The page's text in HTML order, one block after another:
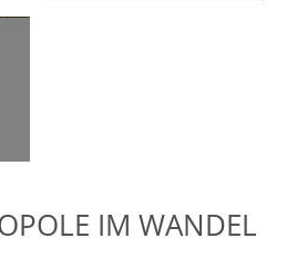
IM WANDEL